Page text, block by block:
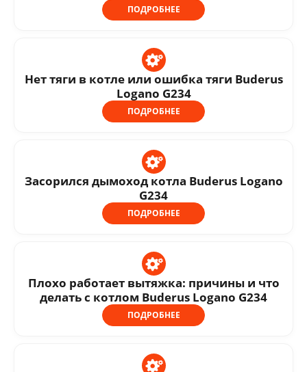
ПОДРОБНЕЕ
Нет тяги в котле или ошибка тяги Buderus
Logano G234
ПОДРОБНЕЕ
Засорился дымоход котла Buderus Logano
G234
ПОДРОБНЕЕ
Плохо работает вытяжка: причины и что
делать с котлом Buderus Logano G234
ПОДРОБНЕЕ